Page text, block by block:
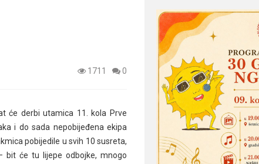
1711 0
će derbi utamica 11. kola Prve
i do sada nepobijeđena ekipa
pobijedile u svih 10 susreta,
bit će tu lijepe odbojke, mnogo